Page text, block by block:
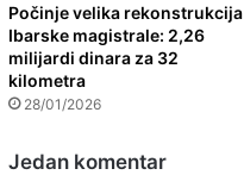
Počinje velika rekonstrukcija
Ibarske magistrale: 2,26
milijardi dinara za 32
kilometra
28/01/2026
Jedan komentar